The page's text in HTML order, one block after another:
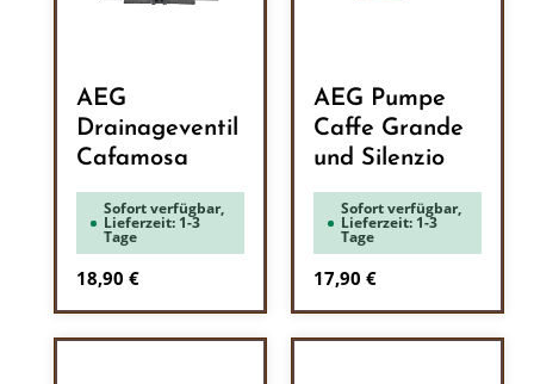
AEG
Drainageventil
Cafamosa
Sofort verfügbar,
Lieferzeit: 1-3
Tage
Regulärer Preis:
18,90 €
AEG Pumpe
Caffe Grande
und Silenzio
Sofort verfügbar,
Lieferzeit: 1-3
Tage
Regulärer Preis:
17,90 €